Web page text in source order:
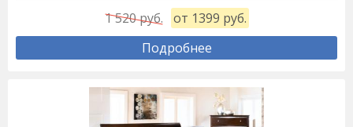
1 520 руб.
от 1399 руб.
Подробнее